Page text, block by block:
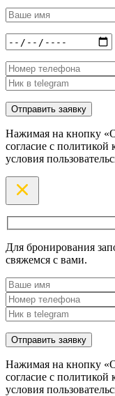
Нажимая на кнопку
согласие с
условия
Для бронирования
свяжемся с вами.
Нажимая на кнопку
согласие с
условия